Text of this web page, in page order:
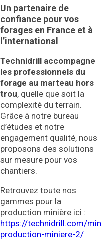
Un partenaire de
confiance pour vos
forages en France et à
l’international
Technidrill accompagne
les professionnels du
forage au marteau hors
trou, quelle que soit la
complexité du terrain.
Grâce à notre bureau
d’études et notre
engagement qualité, nous
proposons des solutions
sur mesure pour vos
chantiers.
Retrouvez toute nos
gammes pour la
production minière ici :
https://technidrill.com/
production-miniere-2/